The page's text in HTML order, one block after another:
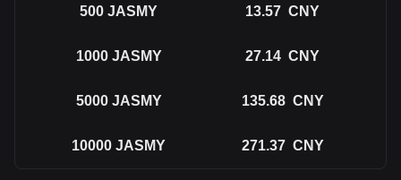
500 JASMY 13.57 CNY
1000 JASMY 27.14 CNY
5000 JASMY 135.68 CNY
10000 JASMY 271.37 CNY